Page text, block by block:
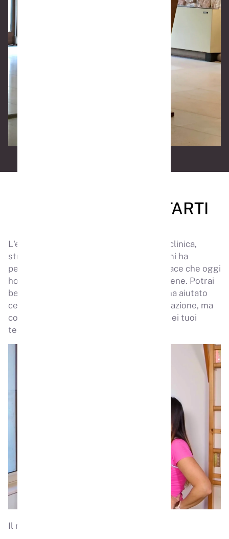
COME POSSO AIUTARTI
L'esperienza maturata nella mia pratica clinica,
struttura di riferimento internazionale, mi ha
permesso di sviluppare un metodo efficace che oggi
ho reso accessibile qui su Attiviperstarbene. Potrai
beneficiare dello stesso approccio che ha aiutato
centinaia di persone nei reparti di riabilitazione, ma
con la flessibilità di seguire il percorso nei tuoi
tempi e spazi.
Il metodo che propongo: